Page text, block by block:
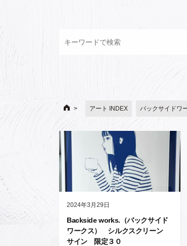
アート INDEX バックサイドワ
2024年3月29日
Backside works.（バックサイド
ワークス） シルクスクリーン
サイン 限定３０